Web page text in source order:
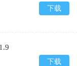
下载
下载